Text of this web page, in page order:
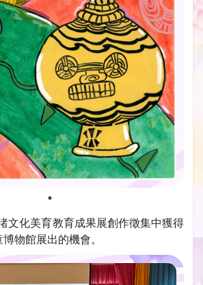
文化美育教育成果展創作徵集中獲得
物館展出的機會。